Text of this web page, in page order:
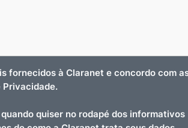
fornecidos à Claranet e concordo com
quiser no rodapé dos informativos